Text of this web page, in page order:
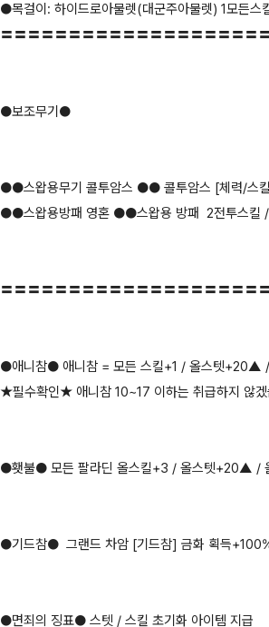
●목걸이: 하이드로아물렛(대군주아물렛) 1모든
〓〓〓〓〓〓〓〓〓〓〓〓〓〓〓〓〓〓〓
●보조무기●
●●스왑용무기 콜투암스 ●● 콜투암스 [체력/스
●●스왑용방패 영혼 ●●스왑용 방패 2전투스킬 /
〓〓〓〓〓〓〓〓〓〓〓〓〓〓〓〓〓〓〓
●애니참● 애니참 = 모든 스킬+1 / 올스텟
★필수확인★ 애니참 10~17 이하는 취급하지 않겠
●횃불● 모든 팔라딘 올스킬+3 / 올스텟+20▲ /
●기드참● 그랜드 차암 [기드참] 금화 획득
●면죄의 징표● 스텟 / 스킬 초기화 아이템 지급